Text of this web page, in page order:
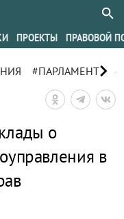
ПРОЕКТЫ ПРАВОВОЙ
#ПАРЛАМЕНТchevron_right
о
в